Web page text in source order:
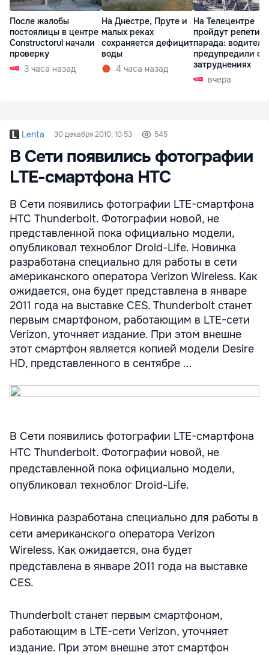
После жалобы
постоялицы в центре
Constructorul начали
проверку
3 часа назад
На Днестре, Пруте и
малых реках
сохраняется дефицит
воды
4 часа назад
На Телецентре
пройдут
парада:
предупредили о
затруднениях
вчера
Lenta 30 декабря 2010, 10:53 545
В Сети появились фотографии
LTE-смартфона HTC
В Сети появились фотографии LTE-смартфона
HTC Thunderbolt. Фотографии новой, не
представленной пока официально модели,
опубликовал техноблог Droid-Life. Новинка
разработана специально для работы в сети
американского оператора Verizon Wireless. Как
ожидается, она будет представлена в январе
2011 года на выставке CES. Thunderbolt станет
первым смартфоном, работающим в LTE-сети
Verizon, уточняет издание. При этом внешне
этот смартфон является копией модели Desire
HD, представленного в сентябре ...
В Сети появились фотографии LTE-смартфона
HTC Thunderbolt. Фотографии новой, не
представленной пока официально модели,
опубликовал техноблог Droid-Life.
Новинка разработана специально для работы в
сети американского оператора Verizon
Wireless. Как ожидается, она будет
представлена в январе 2011 года на выставке
CES.
Thunderbolt станет первым смартфоном,
работающим в LTE-сети Verizon, уточняет
издание. При этом внешне этот смартфон